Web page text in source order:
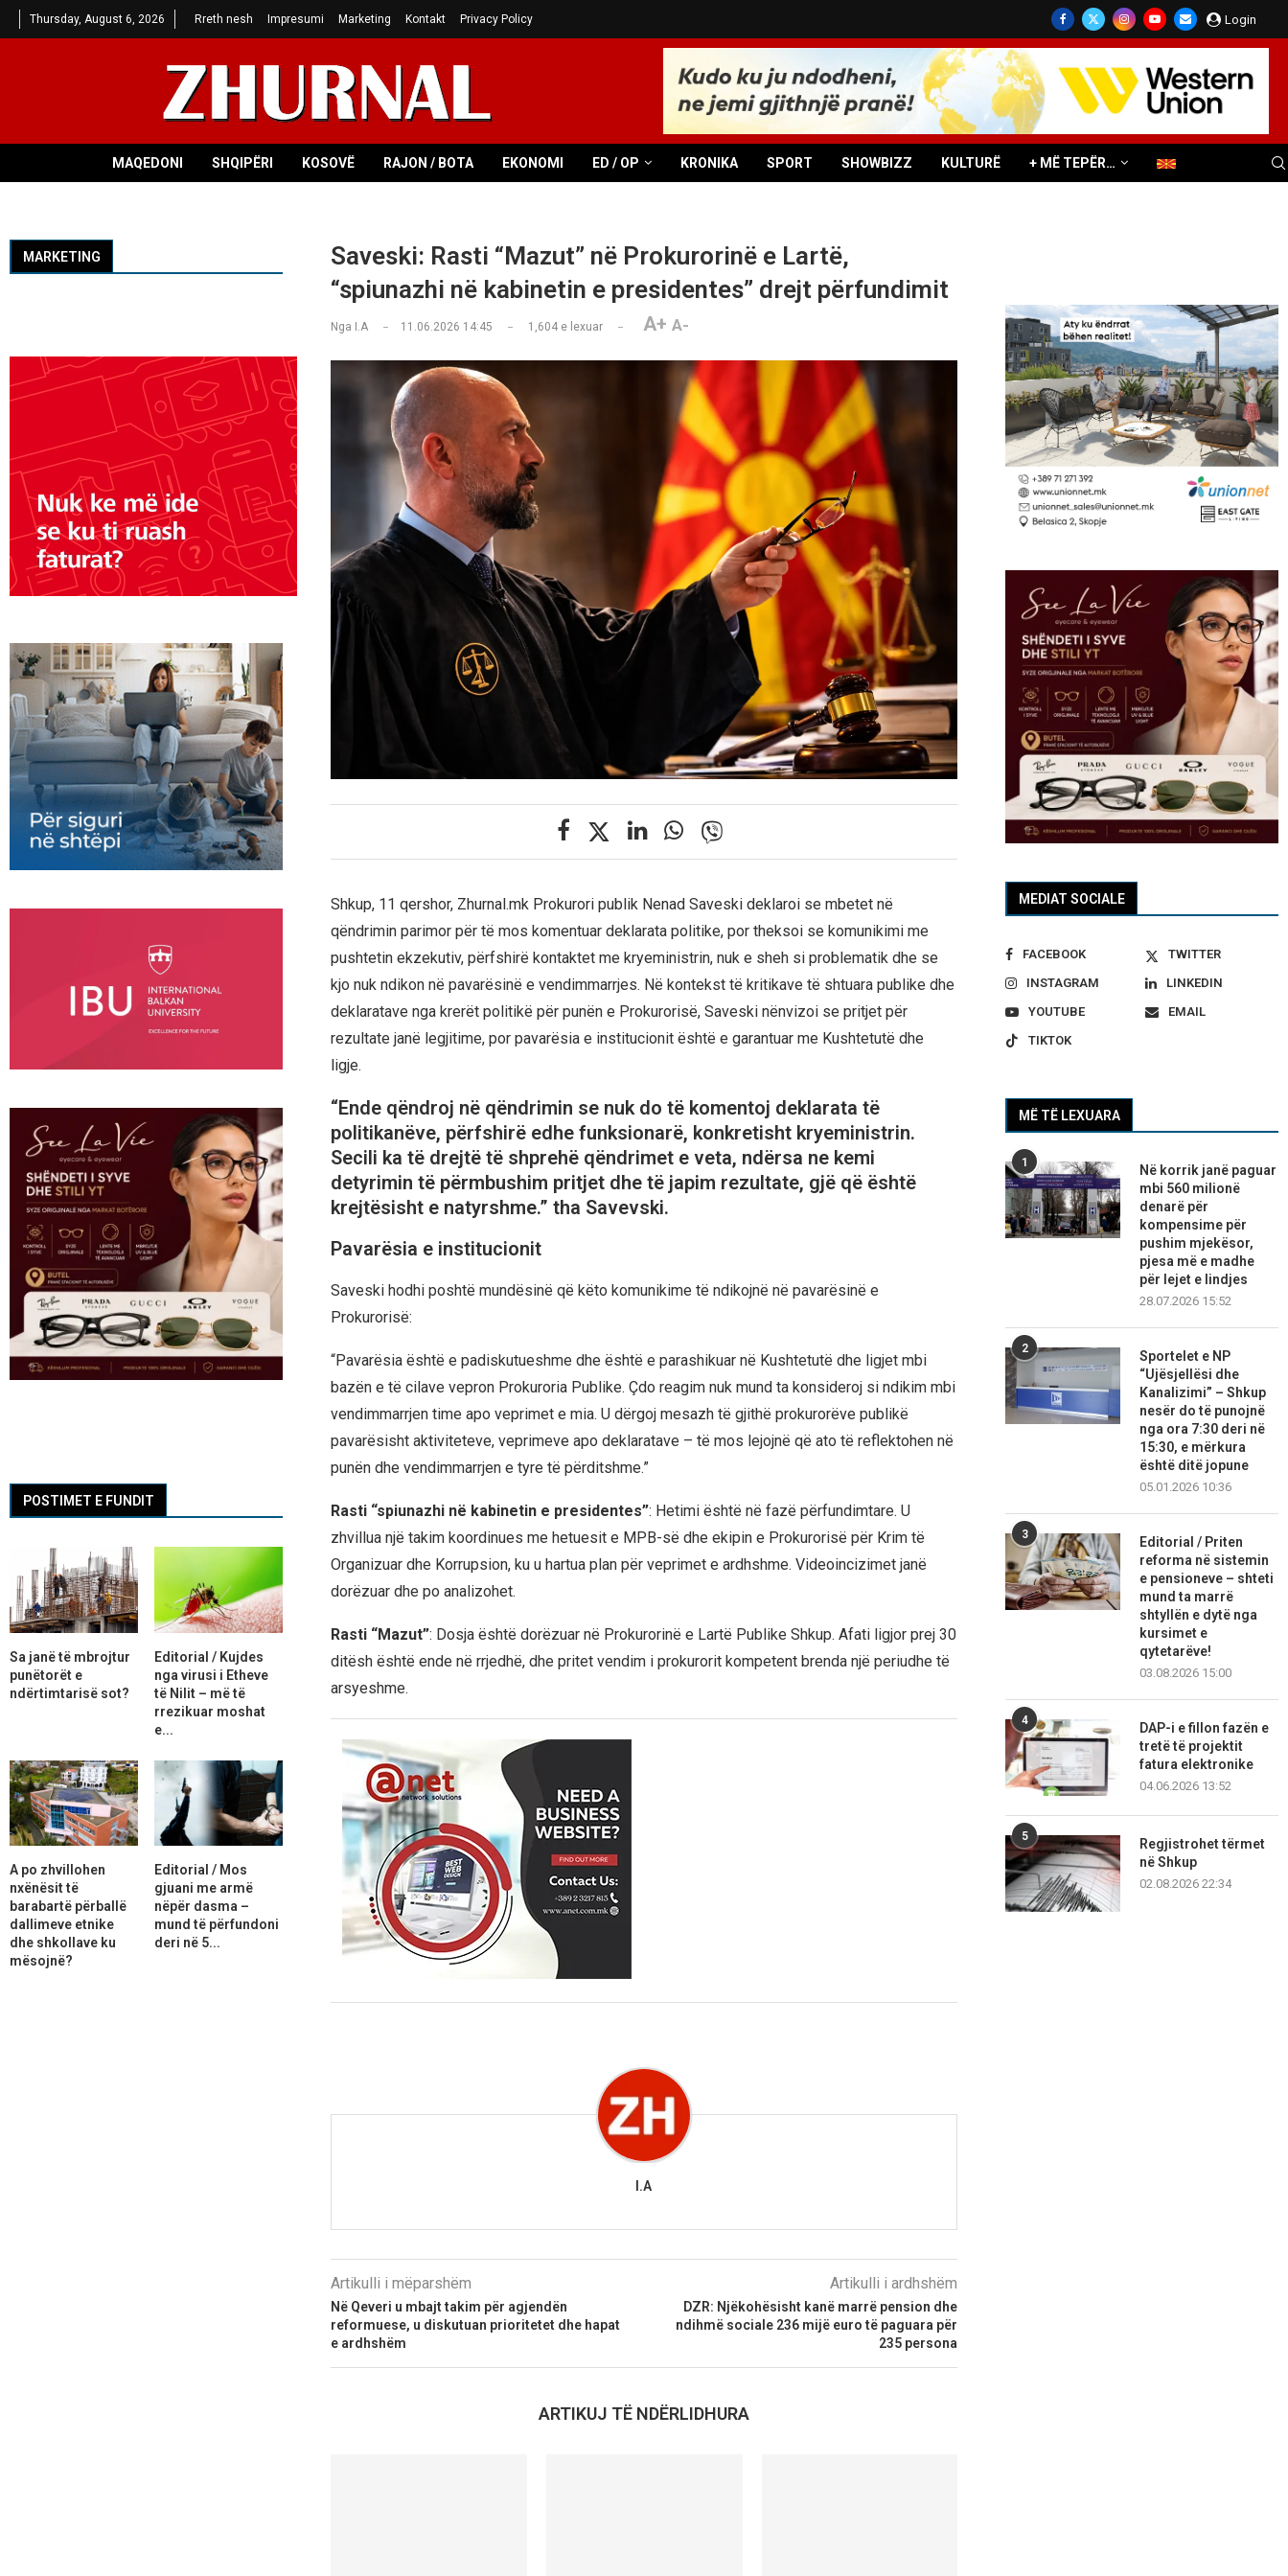
Thursday, August 6, 2026 Rreth nesh Impresumi Marketing Kontakt Privacy Policy Login
MAQEDONI SHQIPËRI KOSOVË RAJON / BOTA EKONOMI ED / OP KRONIKA SPORT SHOWBIZZ KULTURË + MË TEPËR…
Saveski: Rasti “Mazut” në Prokurorinë e Lartë,
“spiunazhi në kabinetin e presidentes” drejt përfundimit
Nga I.A 11.06.2026 14:45 1,604e lexuar A+ A-
Shkup, 11 qershor, Zhurnal.mk Prokurori publik Nenad Saveski deklaroi se mbetet në
qëndrimin parimor për të mos komentuar deklarata politike, por theksoi se komunikimi me
pushtetin ekzekutiv, përfshirë kontaktet me kryeministrin, nuk e sheh si problematik dhe se
kjo nuk ndikon në pavarësinë e vendimmarrjes. Në kontekst të kritikave të shtuara publike dhe
deklaratave nga krerët politikë për punën e Prokurorisë, Saveski nënvizoi se pritjet për
rezultate janë legjitime, por pavarësia e institucionit është e garantuar me Kushtetutë dhe
ligje.
“Ende qëndroj në qëndrimin se nuk do të komentoj deklarata të
politikanëve, përfshirë edhe funksionarë, konkretisht kryeministrin.
Secili ka të drejtë të shprehë qëndrimet e veta, ndërsa ne kemi
detyrimin të përmbushim pritjet dhe të japim rezultate, gjë që është
krejtësisht e natyrshme.” tha Savevski.
Pavarësia e institucionit
Saveski hodhi poshtë mundësinë që këto komunikime të ndikojnë në pavarësinë e
Prokurorisë:
“Pavarësia është e padiskutueshme dhe është e parashikuar në Kushtetutë dhe ligjet mbi
bazën e të cilave vepron Prokuroria Publike. Çdo reagim nuk mund ta konsideroj si ndikim mbi
vendimmarrjen time apo veprimet e mia. U dërgoj mesazh të gjithë prokurorëve publikë
pavarësisht aktiviteteve, veprimeve apo deklaratave – të mos lejojnë që ato të reflektohen në
punën dhe vendimmarrjen e tyre të përditshme.”
Rasti “spiunazhi në kabinetin e presidentes”: Hetimi është në fazë përfundimtare. U
zhvillua një takim koordinues me hetuesit e MPB-së dhe ekipin e Prokurorisë për Krim të
Organizuar dhe Korrupsion, ku u hartua plan për veprimet e ardhshme. Videoincizimet janë
dorëzuar dhe po analizohet.
Rasti “Mazut”: Dosja është dorëzuar në Prokurorinë e Lartë Publike Shkup. Afati ligjor prej 30
ditësh është ende në rrjedhë, dhe pritet vendim i prokurorit kompetent brenda një periudhe të
arsyeshme.
I.A
Artikulli i mëparshëm
Në Qeveri u mbajt takim për agjendën
reformuese, u diskutuan prioritetet dhe hapat
e ardhshëm
Artikulli i ardhshëm
DZR: Njëkohësisht kanë marrë pension dhe
ndihmë sociale 236 mijë euro të paguara për
235 persona
ARTIKUJ TË NDËRLIDHURA
MEDIAT SOCIALE
FACEBOOK
TWITTER
INSTAGRAM
LINKEDIN
YOUTUBE
EMAIL
TIKTOK
MË TË LEXUARA
1
Në korrik janë paguar
mbi 560 milionë
denarë për
kompensime për
pushim mjekësor,
pjesa më e madhe
për lejet e lindjes
28.07.2026 15:52
2
Sportelet e NP
“Ujësjellësi dhe
Kanalizimi” – Shkup
nesër do të punojnë
nga ora 7:30 deri në
15:30, e mërkura
është ditë jopune
05.01.2026 10:36
3
Editorial / Priten
reforma në sistemin
e pensioneve – shteti
mund ta marrë
shtyllën e dytë nga
kursimet e
qytetarëve!
03.08.2026 15:00
4
DAP-i e fillon fazën e
tretë të projektit
fatura elektronike
04.06.2026 13:52
5
Regjistrohet tërmet
në Shkup
02.08.2026 22:34
MARKETING
POSTIMET E FUNDIT
Sa janë të mbrojtur
punëtorët e
ndërtimtarisë sot?
Editorial / Kujdes
nga virusi i Etheve
të Nilit – më të
rrezikuar moshat
e...
A po zhvillohen
nxënësit të
barabartë përballë
dallimeve etnike
dhe shkollave ku
mësojnë?
Editorial / Mos
gjuani me armë
nëpër dasma –
mund të përfundoni
deri në 5...